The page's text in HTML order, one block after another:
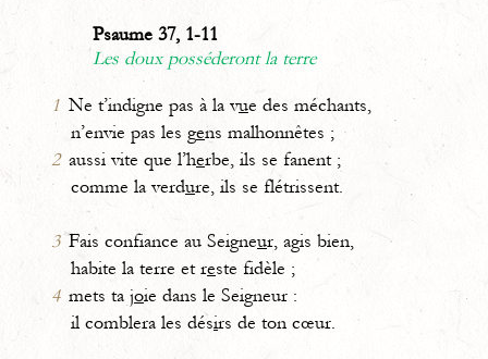
Psaume 37, 1-11
Les doux posséderont la terre
1 Ne t’indigne pas à la vue des méchants,
n’envie pas les gens malhonnêtes ;
2 aussi vite que l’herbe, ils se fanent ;
comme la verdure, ils se flétrissent.
3 Fais confiance au Seigneur, agis bien,
habite la terre et reste fidèle ;
4 mets ta joie dans le Seigneur :
il comblera les désirs de ton cœur.